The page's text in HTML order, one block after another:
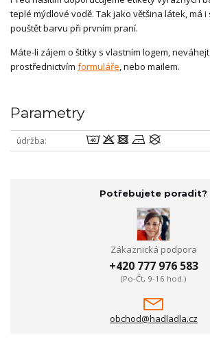
teplé mýdlové vodě. Tak jako většina látek, má
pouštět barvu při prvním praní.
Máte-li zájem o štítky s vlastním logem,
prostřednictvím formuláře, nebo mailem.
Parametry
údržba 8odnU
Potřebujete poradit?
Zákaznická podpora
+420 777 976 583
(Po-Čt, 9-16 hod.)
obchod@hadladla.cz